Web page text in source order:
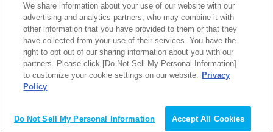
群馬県
北陸・甲信越
新潟県
石川県
富山県
福井県
長野県
東海
We share information about your use of our website with our
advertising and analytics partners, who may combine it with
other information that you have provided to them or that they
have collected from your use of their services. You have the
right to opt out of our sharing information about you with our
partners. Please click [Do Not Sell My Personal Information]
to customize your cookie settings on our website. Privacy
Policy
Do Not Sell My Personal Information Accept All Cookies